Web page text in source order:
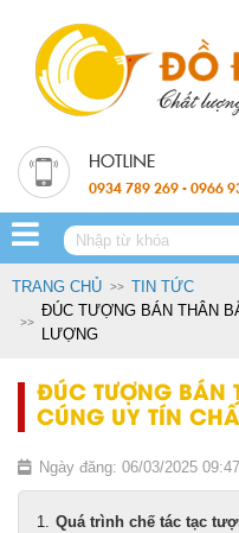
0934 789 269 - 0966
TRANG CHỦ
TIN TỨC
ĐÚC TƯỢNG BÁN THÂN
LƯỢNG
ĐÚC TƯỢNG BÁN
CÚNG UY TÍN
Ngày đăng: 06/03/2025
Quá trình chế tác tạc